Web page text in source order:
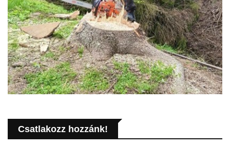
Csatlakozz hozzánk!